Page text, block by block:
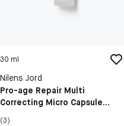
30 ml
Nilens Jord
Pro-age Repair Multi
Correcting Micro Capsule
(3)